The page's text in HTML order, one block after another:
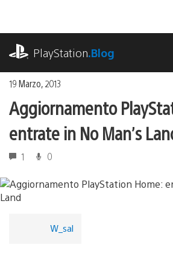
contenuto
PlayStation.Blog
19 Marzo, 2013
Aggiornamento
entrate in No Man’s
1 0
W_sal